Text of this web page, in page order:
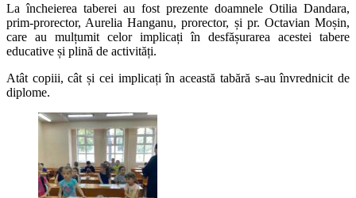
La încheierea taberei au fost prezente doamnele Otilia Dandara,
prim-prorector, Aurelia Hanganu, prorector, și pr. Octavian Moșin,
care au mulțumit celor implicați în desfășurarea acestei tabere
educative și plină de activități.
Atât copiii, cât și cei implicați în această tabără s-au învrednicit de
diplome.